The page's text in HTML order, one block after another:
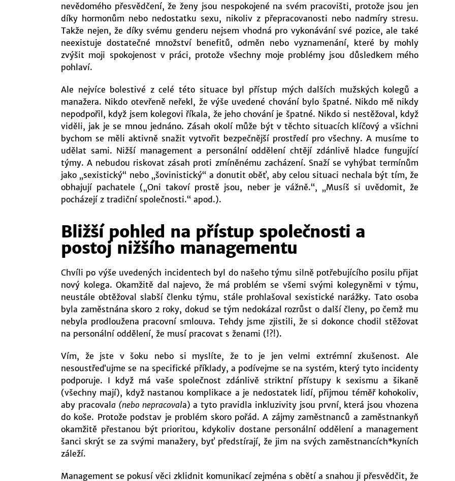
nevědomého přesvědčení, že ženy jsou nespokojené na svém pracovišti, protože jsou jen
díky hormonům nebo nedostatku sexu, nikoliv z přepracovanosti nebo nadmíry stresu.
Takže nejen, že díky svému genderu nejsem vhodná pro vykonávání své pozice, ale také
neexistuje dostatečné množství benefitů, odměn nebo vyznamenání, které by mohly
zvýšit moji spokojenost v práci, protože všechny moje problémy jsou důsledkem mého
pohlaví.
Ale nejvíce bolestivé z celé této situace byl přístup mých dalších mužských kolegů a
manažera. Nikdo otevřeně neřekl, že výše uvedené chování bylo špatné. Nikdo mě nikdy
nepodpořil, když jsem kolegovi říkala, že jeho chování je špatné. Nikdo si nestěžoval, když
viděli, jak je se mnou jednáno. Zásah okolí může být v těchto situacích klíčový a všichni
bychom se měli aktivně snažit vytvořit bezpečnější prostředí pro všechny. A musíme to
udělat sami. Nižší management a personální oddělení chtějí zdánlivě hladce fungující
týmy. A nebudou riskovat zásah proti zmíněnému zacházení. Snaží se vyhýbat termínům
jako „sexistický“ nebo „šovinistický“ a donutit oběť, aby celou situaci nechala být tím, že
obhajují pachatele („Oni takoví prostě jsou, neber je vážně.“, „Musíš si uvědomit, že
pocházejí z tradiční společnosti.“ apod.).
Bližší pohled na přístup společnosti a
postoj nižšího managementu
Chvíli po výše uvedených incidentech byl do našeho týmu silně potřebujícího posilu přijat
nový kolega. Okamžitě dal najevo, že má problém se všemi svými kolegyněmi v týmu,
neustále obtěžoval slabší členku týmu, stále prohlašoval sexistické narážky. Tato osoba
byla zaměstnána skoro 2 roky, dokud se tým nedokázal rozrůst o další členy, po čemž mu
nebyla prodloužena pracovní smlouva. Tehdy jsme zjistili, že si dokonce chodil stěžovat
na personální oddělení, že musí pracovat s ženami (!?!).
Vím, že jste v šoku nebo si myslíte, že to je jen velmi extrémní zkušenost. Ale
nesoustřeďujme se na specifické příklady, a podívejme se na systém, který tyto incidenty
podporuje. I když má vaše společnost zdánlivě striktní přístupy k sexismu a šikaně
(všechny mají), když nastanou komplikace a je nedostatek lidí, přijmou téměř kohokoliv,
aby pracoval a (nebo nepracovala) a tyto pravidla inkluzivity jsou první, která jsou vhozena
do koše. Protože podstav je problém skoro pořád. A zájmy zaměstnanců a zaměstnankyň
okamžitě přestanou být prioritou, kdykoliv dostane personální oddělení a management
šanci skrýt se za svými manažery, byť předstírají, že jim na svých zaměstnancích*kyních
záleží.
Management se pokusí věci zklidnit komunikací zejména s obětí a snahou ji přesvědčit, že